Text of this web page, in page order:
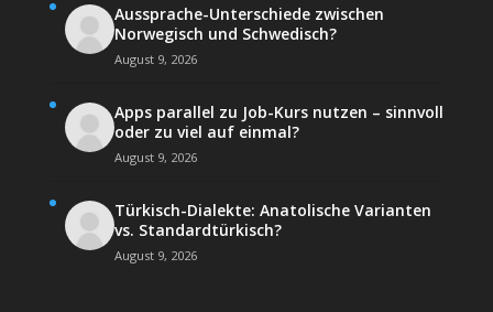
Aussprache-Unterschiede zwischen
Norwegisch und Schwedisch?
August 9, 2026
Apps parallel zu Job-Kurs nutzen – sinnvoll
oder zu viel auf einmal?
August 9, 2026
Türkisch-Dialekte: Anatolische Varianten
vs. Standardtürkisch?
August 9, 2026